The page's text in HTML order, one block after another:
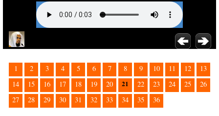
1 2 3 4 5 6 7 8 9 10 11 12
13
14
15 16 17 18 19 20 21 22 23 24 25
26
27
28 29 30 31 32 33 34 35 36